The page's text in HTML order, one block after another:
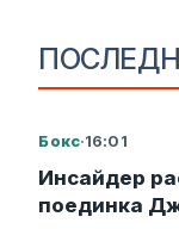
Бокс·16:01
Инсайдер
поединка